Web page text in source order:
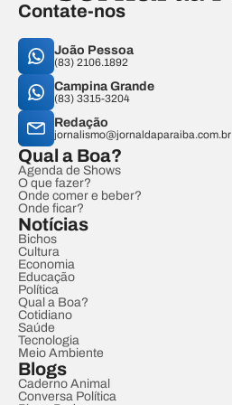
Contate-nos
João Pessoa
(83) 2106.1892
Campina Grande
(83) 3315-3204
Redação
jornalismo@jornaldaparaiba.com.br
Qual a Boa?
Agenda de Shows
O que fazer?
Onde comer e beber?
Onde ficar?
Notícias
Bichos
Cultura
Economia
Educação
Política
Qual a Boa?
Cotidiano
Saúde
Tecnologia
Meio Ambiente
Blogs
Caderno Animal
Conversa Política